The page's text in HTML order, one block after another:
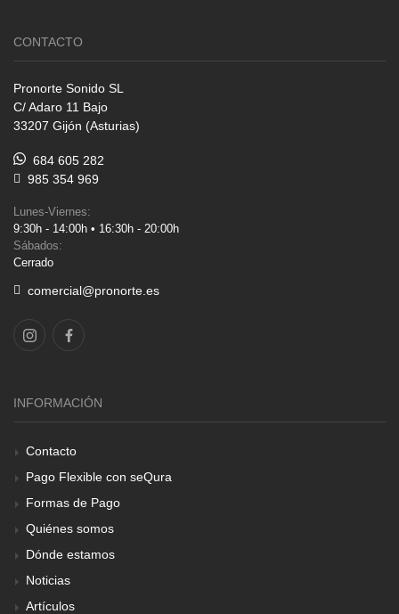
CONTACTO
Pronorte Sonido SL
C/ Adaro 11 Bajo
33207 Gijón (Asturias)
684 605 282
985 354 969
Lunes-Viernes:
9:30h - 14:00h • 16:30h - 20:00h
Sábados:
Cerrado
comercial@pronorte.es
INFORMACIÓN
Contacto
Pago Flexible con seQura
Formas de Pago
Quiénes somos
Dónde estamos
Noticias
Artículos